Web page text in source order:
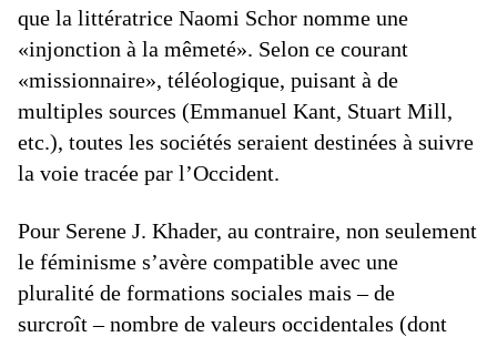
que la littératrice Naomi Schor nomme une
«injonction à la mêmeté». Selon ce courant
«missionnaire», téléologique, puisant à de
multiples sources (Emmanuel Kant, Stuart Mill,
etc.), toutes les sociétés seraient destinées à suivre
la voie tracée par l’Occident.
Pour Serene J. Khader, au contraire, non seulement
le féminisme s’avère compatible avec une
pluralité de formations sociales mais – de
surcroît – nombre de valeurs occidentales (dont